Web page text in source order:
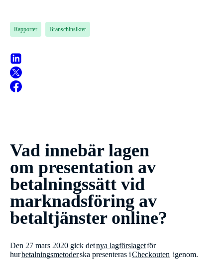
Rapporter Branschinsikter
Vad innebär lagen
om presentation av
betalningssätt vid
marknadsföring av
betaltjänster online?
Den 27 mars 2020 gick detnya lagförslagetför
hurbetalningsmetoderska presenteras iCheckouten igenom.